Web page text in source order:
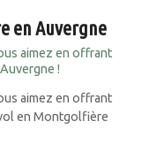
en Auvergne
aimez en offrant
!
aimez en offrant
en Montgolfière